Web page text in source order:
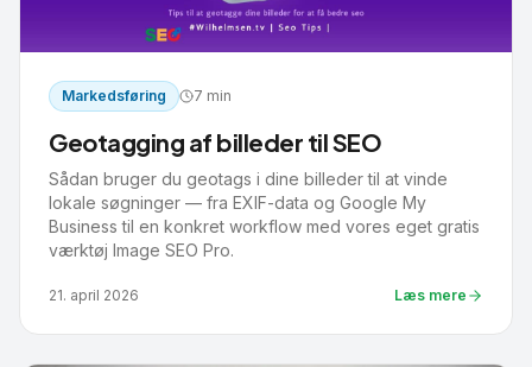
Markedsføring 7 min
Geotagging af billeder til SEO
Sådan bruger du geotags i dine billeder til at vinde
lokale søgninger — fra EXIF-data og Google My
Business til en konkret workflow med vores eget gratis
værktøj Image SEO Pro.
21. april 2026 Læs mere